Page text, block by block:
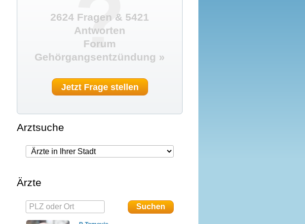
?
2624 Fragen & 5421
Antworten
Forum
Gehörgangsentzündung »
Jetzt Frage stellen
Arztsuche
Ärzte